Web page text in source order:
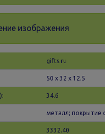
изображения
gifts.ru
50 х 32 x 12.5
34.6
металл; покрытие
3332.40